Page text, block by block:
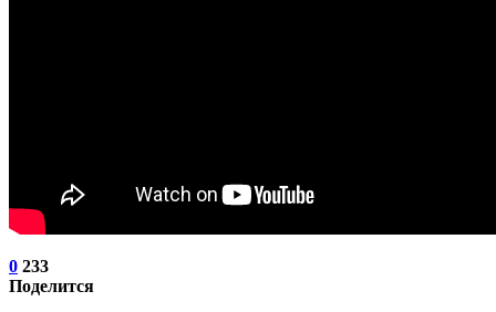
0 233
Поделится